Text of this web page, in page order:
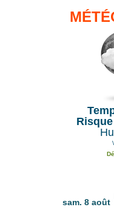
sam. 8 août